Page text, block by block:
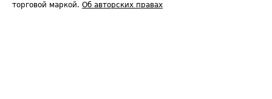
торговой маркой. Об авторских правах